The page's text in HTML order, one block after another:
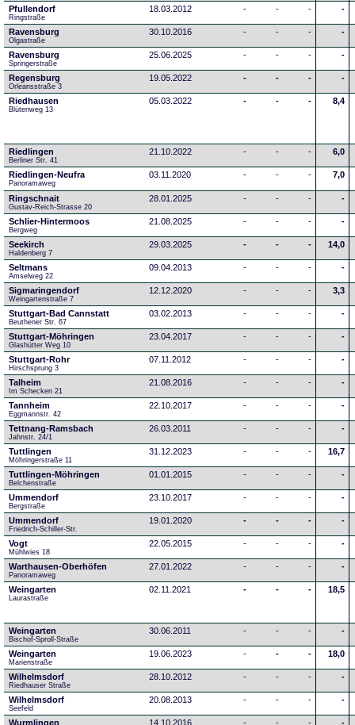
Pfullendorf
Ringstraße
18.03.2012 - - - -
Ravensburg
Olgastraße
30.10.2016 - - - -
Ravensburg
Springerstraße
25.06.2025 - - - -
Regensburg
Orleansstraße 3
19.05.2022 - - - -
Riedhausen
Blütenweg 13
05.03.2022 - - - 8,4
Riedlingen
Berliner Str. 41
21.10.2022 - - - 6,0
Riedlingen-Neufra
Panoramaweg
03.11.2020 - - - 7,0
Ringschnait
Gustav-Reich-Strasse 20
28.01.2025 - - - -
Schlier-Hintermoos
Bergweg
21.08.2025 - - - -
Seekirch
Haldenberg 7
29.03.2025 - - - 14,0
Seltmans
Amselweg 22
09.04.2013 - - - -
Sigmaringendorf
Weingartenstraße 7
12.12.2020 - - - 3,3
Stuttgart-Bad Cannstatt
Beuthener Str. 67
03.02.2013 - - - -
Stuttgart-Möhringen
Glashütter Weg 10
23.04.2017 - - - -
Stuttgart-Rohr
Hirschsprung 3
07.11.2012 - - - -
Talheim
Im Schecken 21
21.08.2016 - - - -
Tannheim
Eggmannstr. 42
22.10.2017 - - - -
Tettnang-Ramsbach
Jahnstr. 24/1
26.03.2011 - - - -
Tuttlingen
Möhringerstraße 11
31.12.2023 - - - 16,7
Tuttlingen-Möhringen
Belchenstraße
01.01.2015 - - - -
Ummendorf
Bergstraße
23.10.2017 - - - -
Ummendorf
Friedrich-Schiller-Str.
19.01.2020 - - - -
Vogt
Mühlwies 18
22.05.2015 - - - -
Warthausen-Oberhöfen
Panoramaweg
27.01.2022 - - - -
Weingarten
Laurastraße
02.11.2021 - - - 18,5
Weingarten
Bischof-Sproll-Straße
30.06.2011 - - - -
Weingarten
Marienstraße
19.06.2023 - - - 18,0
Wilhelmsdorf
Riedhauser Straße
28.10.2012 - - - -
Wilhelmsdorf
Seefeld
20.08.2013 - - - -
Wurmlingen 14.10.2016 - - - -